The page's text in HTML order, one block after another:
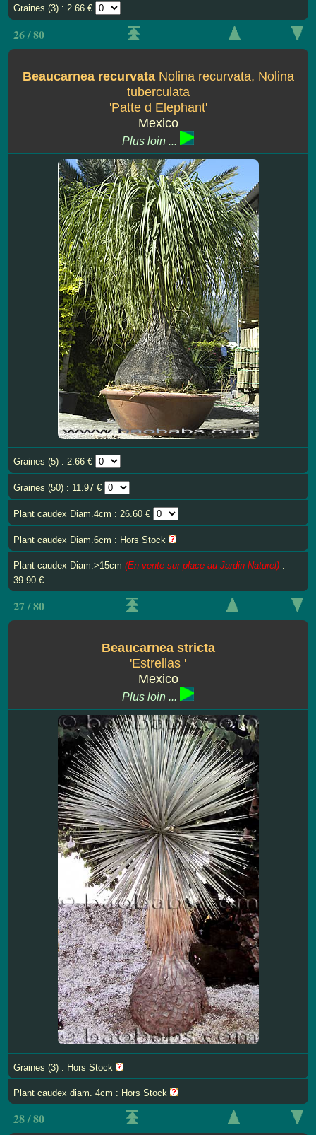
Graines (3) : 2.66 €
26 / 80
Beaucarnea recurvata Nolina recurvata, Nolina
tuberculata
'Patte d Elephant'
Mexico
Plus loin ...
Graines (5) : 2.66 €
Graines (50) : 11.97 €
Plant caudex Diam.4cm : 26.60 €
Plant caudex Diam.6cm : Hors Stock
Plant caudex Diam.>15cm (En vente sur place au Jardin Naturel):
39.90 €
27 / 80
Beaucarnea stricta
'Estrellas '
Mexico
Plus loin ...
Graines (3) : Hors Stock
Plant caudex diam. 4cm : Hors Stock
28 / 80